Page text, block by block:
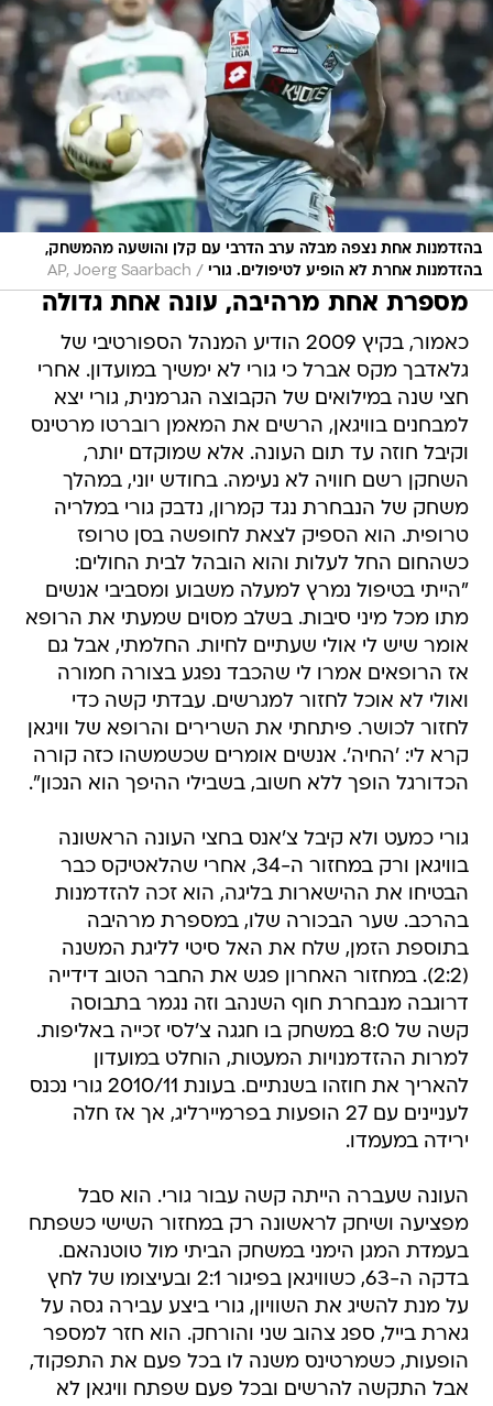
בהזדמנות אחת נצפה מבלה ערב הדרבי עם קלן והושעה מהמשחק,
בהזדמנות אחרת לא הופיע לטיפולים. גורי /
AP, Joerg Saarbach
מספרת אחת מרהיבה, עונה אחת גדולה
כאמור, בקיץ 2009 הודיע המנהל הספורטיבי של
גלאדבך מקס אברל כי גורי לא ימשיך במועדון. אחרי
חצי שנה במילואים של הקבוצה הגרמנית, גורי יצא
למבחנים בוויגאן, הרשים את המאמן רוברטו מרטינס
וקיבל חוזה עד תום העונה. אלא שמוקדם יותר,
השחקן רשם חוויה לא נעימה. בחודש יוני, במהלך
משחק של הנבחרת נגד קמרון, נדבק גורי במלריה
טרופית. הוא הספיק לצאת לחופשה בסן טרופז
כשהחום החל לעלות והוא הובהל לבית החולים:
"הייתי בטיפול נמרץ למעלה משבוע ומסביבי אנשים
מתו מכל מיני סיבות. בשלב מסוים שמעתי את הרופא
אומר שיש לי אולי שעתיים לחיות. החלמתי, אבל גם
אז הרופאים אמרו לי שהכבד נפגע בצורה חמורה
ואולי לא אוכל לחזור למגרשים. עבדתי קשה כדי
לחזור לכושר. פיתחתי את השרירים והרופא של וויגאן
קרא לי: 'החיה'. אנשים אומרים שכשמשהו כזה קורה
הכדורגל הופך ללא חשוב, בשבילי ההיפך הוא הנכון".
גורי כמעט ולא קיבל צ'אנס בחצי העונה הראשונה
בוויגאן ורק במחזור ה-34, אחרי שהלאטיקס כבר
הבטיחו את ההישארות בליגה, הוא זכה להזדמנות
בהרכב. שער הבכורה שלו, במספרת מרהיבה
בתוספת הזמן, שלח את האל סיטי לליגת המשנה
(2:2). במחזור האחרון פגש את החבר הטוב דידייה
דרוגבה מנבחרת חוף השנהב וזה נגמר בתבוסה
קשה של 8:0 במשחק בו חגגה צ'לסי זכייה באליפות.
למרות ההזדמנויות המעטות, הוחלט במועדון
להאריך את חוזהו בשנתיים. בעונת 2010/11 גורי נכנס
לעניינים עם 27 הופעות בפרמיירליג, אך אז חלה
ירידה במעמדו.
העונה שעברה הייתה קשה עבור גורי. הוא סבל
מפציעה ושיחק לראשונה רק במחזור השישי כשפתח
בעמדת המגן הימני במשחק הביתי מול טוטנהאם.
בדקה ה-63, כשוויגאן בפיגור 2:1 ובעיצומו של לחץ
על מנת להשיג את השוויון, גורי ביצע עבירה גסה על
גארת בייל, ספג צהוב שני והורחק. הוא חזר למספר
הופעות, כשמרטינס משנה לו בכל פעם את התפקוד,
אבל התקשה להרשים ובכל פעם שפתח וויגאן לא